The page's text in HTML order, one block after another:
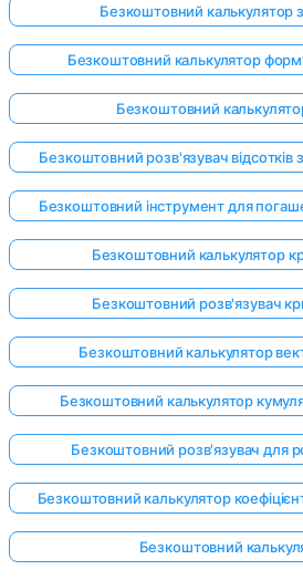
Безкоштовний калькулятор
Безкоштовний калькулятор
Безкоштовний калькулятор
Безкоштовний розв'язувач
Безкоштовний інструмент для
Безкоштовний калькулятор
Безкоштовний розв'язувач
Безкоштовний калькулятор
Безкоштовний калькулятор
Безкоштовний розв'язувач для
Безкоштовний калькулятор
Безкоштовний